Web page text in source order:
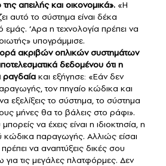
απειλής και οικονομικά». «Η
αυτό το σύστημα είναι δέκα
‘Αρα η τεχνολογία πρέπει να
υπογράμμισε.
ακριβών οπλικών συστημάτων
δεδομένου ότι η
ραγδαία και εξήγησε: «Εάν δεν
τον πηγαίο κώδικα και
εξελίξεις το σύστημα, το σύστημα
μήνες θα το βάλεις στο ράφι».
να έχεις είναι η ιδιοκτησία, η
κώδικα παραγωγής. Αλλιώς είσαι
να αναπτύξεις δικές σου
για τις μεγάλες πλατφόρμες. Δεν